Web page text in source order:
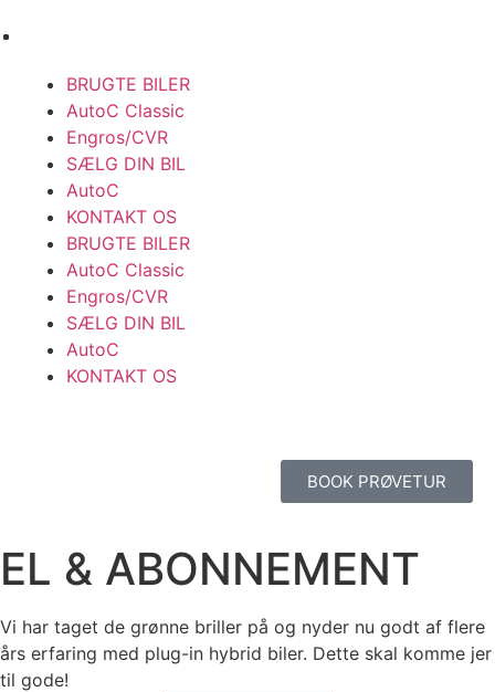
BRUGTE BILER
AutoC Classic
Engros/CVR
SÆLG DIN BIL
AutoC
KONTAKT OS
BRUGTE BILER
AutoC Classic
Engros/CVR
SÆLG DIN BIL
AutoC
KONTAKT OS
BOOK PRØVETUR
EL & ABONNEMENT
Vi har taget de grønne briller på og nyder nu godt af flere
års erfaring med plug-in hybrid biler. Dette skal komme jer
til gode!